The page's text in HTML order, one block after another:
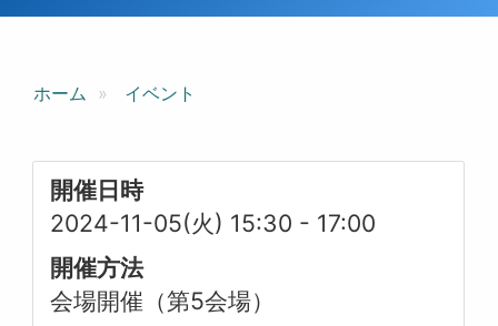
ホーム イベント
開催日時
2024-11-05(火) 15:30 - 17:00
開催方法
会場開催（第5会場）